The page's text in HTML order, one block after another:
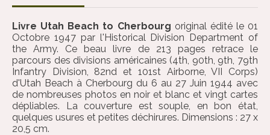
Livre Utah Beach to Cherbourg original édité le 01
Octobre 1947 par l'Historical Division Department of
the Army. Ce beau livre de 213 pages retrace le
parcours des divisions américaines (4th, 90th, 9th, 79th
Infantry Division, 82nd et 101st Airborne, VII Corps)
d'Utah Beach à Cherbourg du 6 au 27 Juin 1944 avec
de nombreuses photos en noir et blanc et vingt cartes
dépliables. La couverture est souple, en bon état,
quelques usures et petites déchirures. Dimensions : 27 x
20,5 cm.